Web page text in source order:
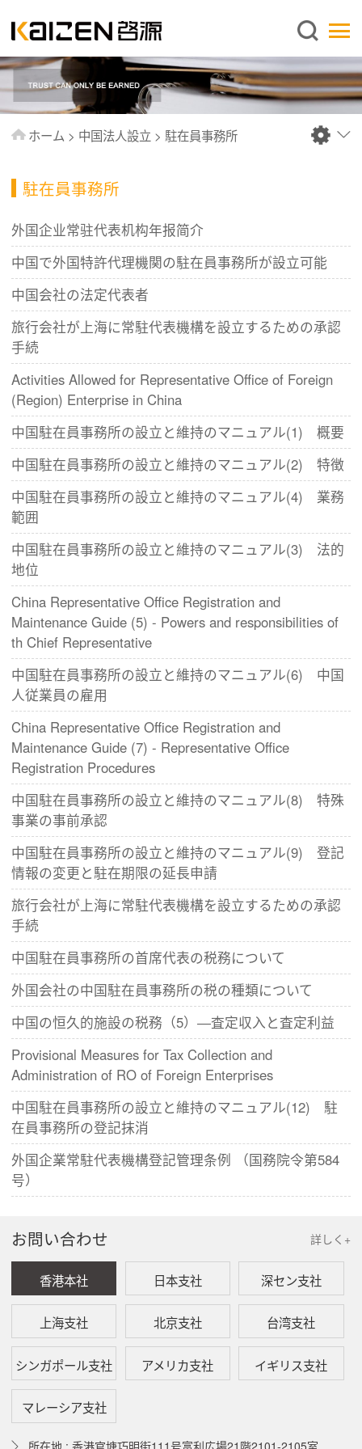
日本語
企業情報
事業内容
ニュース
よくあるご質問
お問い合わせ
ホーム > 中国法人設立 > 駐在員事務所
駐在員事務所
外国企业常驻代表机构年报简介
中国で外国特許代理機関の駐在員事務所が設立可能
中国会社の法定代表者
旅行会社が上海に常駐代表機構を設立するための承認
手続
Activities Allowed for Representative Office of Foreign
(Region) Enterprise in China
中国駐在員事務所の設立と維持のマニュアル(1) 概要
中国駐在員事務所の設立と維持のマニュアル(2) 特徴
中国駐在員事務所の設立と維持のマニュアル(4) 業務
範囲
中国駐在員事務所の設立と維持のマニュアル(3) 法的
地位
China Representative Office Registration and
Maintenance Guide (5) - Powers and responsibilities of
th Chief Representative
中国駐在員事務所の設立と維持のマニュアル(6) 中国
人従業員の雇用
China Representative Office Registration and
Maintenance Guide (7) - Representative Office
Registration Procedures
中国駐在員事務所の設立と維持のマニュアル(8) 特殊
事業の事前承認
中国駐在員事務所の設立と維持のマニュアル(9) 登記
情報の変更と駐在期限の延長申請
旅行会社が上海に常駐代表機構を設立するための承認
手続
中国駐在員事務所の首席代表の税務について
外国会社の中国駐在員事務所の税の種類について
中国の恒久的施設の税務（5）―査定収入と査定利益
Provisional Measures for Tax Collection and
Administration of RO of Foreign Enterprises
中国駐在員事務所の設立と維持のマニュアル(12) 駐
在員事務所の登記抹消
外国企業常駐代表機構登記管理条例 （国務院令第584
号）
詳しく+
お問い合わせ
香港本社 日本支社 深セン支社
上海支社 北京支社 台湾支社
シンガポール支社 アメリカ支社 イギリス支社
マレーシア支社
所在地 : 香港官塘巧明街111号富利広場21階2101-2105室